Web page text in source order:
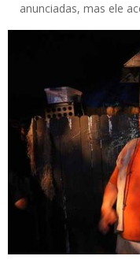
anunciadas, mas ele